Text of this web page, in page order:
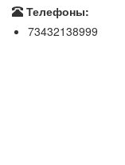
Телефоны:
73432138999